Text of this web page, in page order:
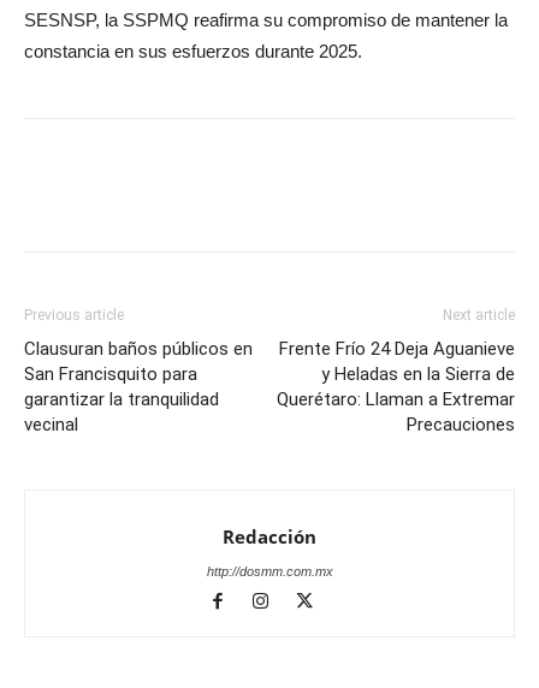
SESNSP, la SSPMQ reafirma su compromiso de mantener la
constancia en sus esfuerzos durante 2025.
Previous article
Clausuran baños públicos en
San Francisquito para
garantizar la tranquilidad
vecinal
Next article
Frente Frío 24 Deja Aguanieve
y Heladas en la Sierra de
Querétaro: Llaman a Extremar
Precauciones
Redacción
http://dosmm.com.mx